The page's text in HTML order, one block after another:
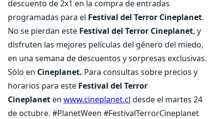
descuento de 2x1 en la compra de entradas
programadas para el Festival del Terror Cineplanet.
No se pierdan este Festival del Terror Cineplanet, y
disfruten las mejores películas del género del miedo,
en una semana de descuentos y sorpresas exclusivas.
Sólo en Cineplanet. Para consultas sobre precios y
horarios para este Festival del Terror
Cineplaneten www.cineplanet.cl desde el martes 24
de octubre. #PlanetWeen #FestivalTerrorCineplanet